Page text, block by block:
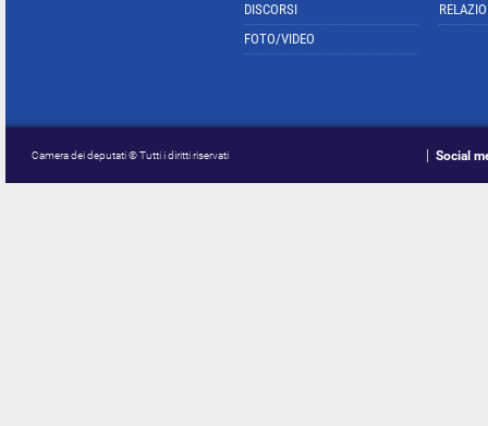
DISCORSI
FOTO/VIDEO
Camera dei deputati © Tutti i diritti riservati Social